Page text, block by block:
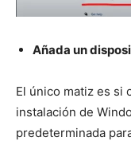
Añada un
El único matiz es si
instalación de
predeterminada